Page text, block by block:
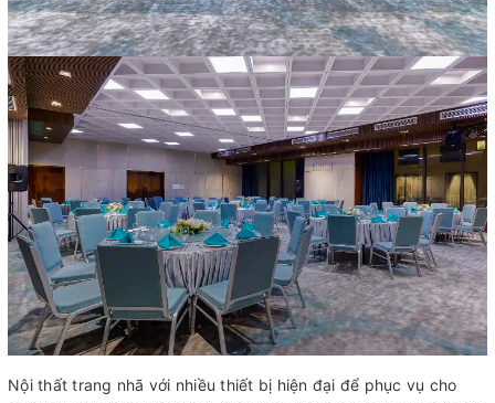
Nội thất trang nhã với nhiều thiết bị hiện đại để phục vụ cho